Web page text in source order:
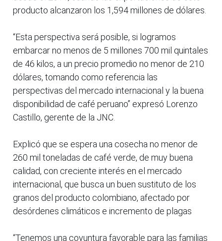
producto alcanzaron los 1,594 millones de dólares.
“Esta perspectiva será posible, si logramos
embarcar no menos de 5 millones 700 mil quintales
de 46 kilos, a un precio promedio no menor de 210
dólares, tomando como referencia las
perspectivas del mercado internacional y la buena
disponibilidad de café peruano” expresó Lorenzo
Castillo, gerente de la JNC.
Explicó que se espera una cosecha no menor de
260 mil toneladas de café verde, de muy buena
calidad, con creciente interés en el mercado
internacional, que busca un buen sustituto de los
granos del producto colombiano, afectado por
desórdenes climáticos e incremento de plagas
“Tenemos una coyuntura favorable para las familias